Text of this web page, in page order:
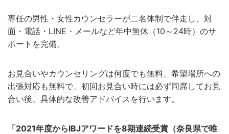
専任の男性・女性カウンセラーが二名体制で伴走し、対
面・電話・LINE・メールなど年中無休（10～24時）のサ
ポートを完備。
お見合いやカウンセリングは何度でも無料、希望場所への
出張対応も無料で、初回お見合い時には必ず同席してお見
合い後、具体的な改善アドバイスを行います。
「2021年度からIBJアワードを8期連続受賞（奈良県で唯